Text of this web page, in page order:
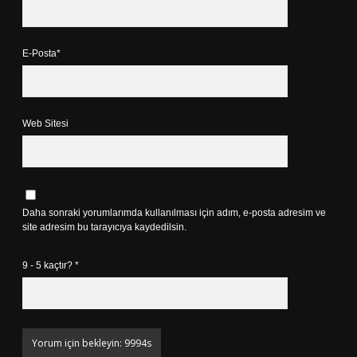
E-Posta*
Web Sitesi
Daha sonraki yorumlarımda kullanılması için adım, e-posta adresim ve
site adresim bu tarayıcıya kaydedilsin.
9 - 5 kaçtır? *